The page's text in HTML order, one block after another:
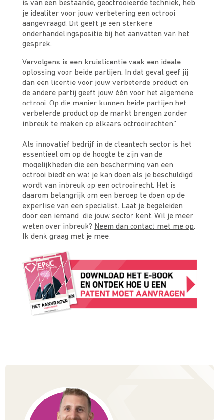
is van een bestaande, geoctrooieerde techniek, heb
je idealiter voor jouw verbetering een octrooi
aangevraagd. Dit geeft je een sterkere
onderhandelingspositie bij het aanvatten van het
gesprek.
Vervolgens is een kruislicentie vaak een ideale
oplossing voor beide partijen. In dat geval geef jij
dan een licentie voor jouw verbeterde product en
de andere partij geeft jouw één voor het algemene
octrooi. Op die manier kunnen beide partijen het
verbeterde product op de markt brengen zonder
inbreuk te maken op elkaars octrooirechten.”
Als innovatief bedrijf in de cleantech sector is het
essentieel om op de hoogte te zijn van de
mogelijkheden die een bescherming van een
octrooi biedt en wat je kan doen als je beschuldigd
wordt van inbreuk op een octrooirecht. Het is
daarom belangrijk om een beroep te doen op de
expertise van een specialist. Laat je begeleiden
door een iemand die jouw sector kent. Wil je meer
weten over inbreuk? Neem dan contact met me op.
Ik denk graag met je mee.